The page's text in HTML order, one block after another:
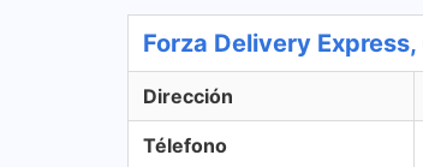
Forza Delivery
Dirección
Télefono